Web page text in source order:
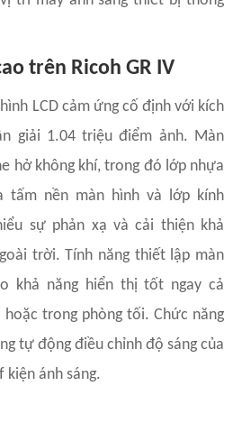
trên Ricoh GR IV
LCD cảm ứng cố định với kích
giải 1.04 triệu điểm ảnh. Màn
hở không khí, trong đó lớp nhựa
nền màn hình và lớp kính
sự phản xạ và cải thiện khả
trời. Tính năng thiết lập màn
khả năng hiển thị tốt ngay cả
trong phòng tối. Chức năng
tự động điều chỉnh độ sáng của
kiện ánh sáng.